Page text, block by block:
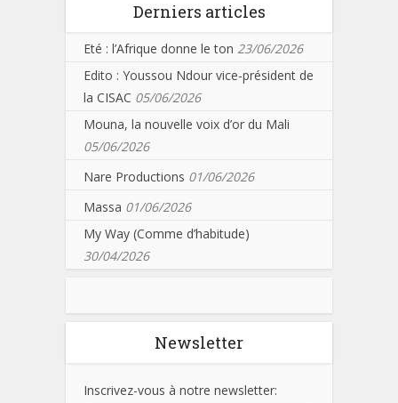
Derniers articles
Eté : l’Afrique donne le ton 23/06/2026
Edito : Youssou Ndour vice-président de
la CISAC 05/06/2026
Mouna, la nouvelle voix d’or du Mali
05/06/2026
Nare Productions 01/06/2026
Massa 01/06/2026
My Way (Comme d’habitude)
30/04/2026
Newsletter
Inscrivez-vous à notre newsletter: